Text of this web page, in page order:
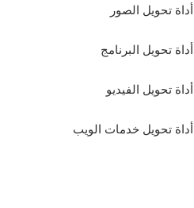
أداة تحويل الصور
أداة تحويل البرنامج
أداة تحويل الفيديو
أداة تحويل خدمات الويب